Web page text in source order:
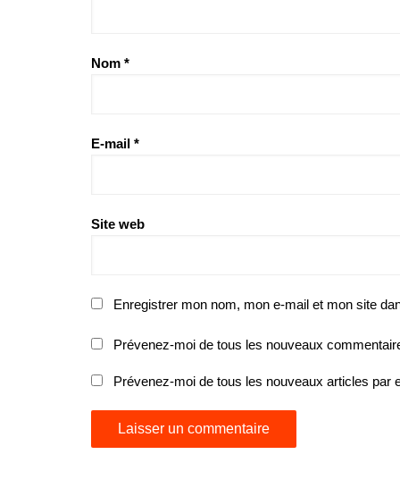
Nom *
E-mail *
Site web
Enregistrer mon nom, mon e-mail et mon site
Prévenez-moi de tous les nouveaux
Prévenez-moi de tous les nouveaux articles par